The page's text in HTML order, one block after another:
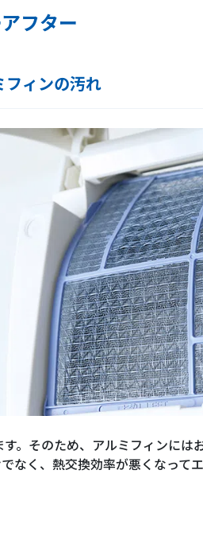
フター
フィンの汚れ
。そのため、アルミフィンに
なく、熱交換効率が悪くなって